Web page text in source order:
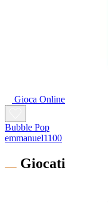
Gioca Online
Bubble Pop
emmanuel1100
Giocati